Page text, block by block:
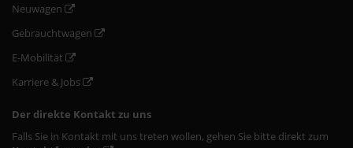
Neuwagen
Gebrauchtwagen
E-Mobilität
Karriere & Jobs
Der direkte Kontakt zu uns
Falls Sie in Kontakt mit uns treten wollen, gehen Sie bitte direkt zum